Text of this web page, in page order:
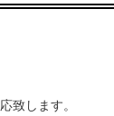
します。